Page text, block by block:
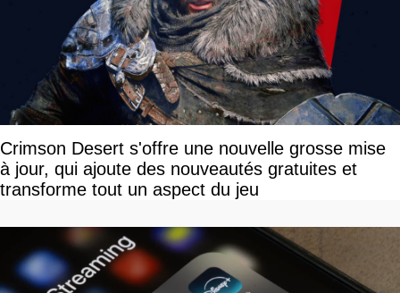
Crimson Desert s'offre une nouvelle grosse mise
à jour, qui ajoute des nouveautés gratuites et
transforme tout un aspect du jeu